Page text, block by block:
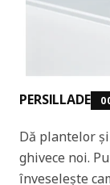
PERSILLADE
Dă plantelor
ghivece noi.
înveselește